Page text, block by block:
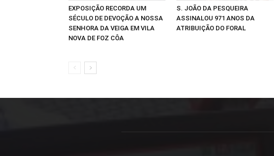
EXPOSIÇÃO RECORDA UM
SÉCULO DE DEVOÇÃO A NOSSA
SENHORA DA VEIGA EM VILA
NOVA DE FOZ CÔA
S. JOÃO DA PESQUEIRA
ASSINALOU 971 ANOS DA
ATRIBUIÇÃO DO FORAL